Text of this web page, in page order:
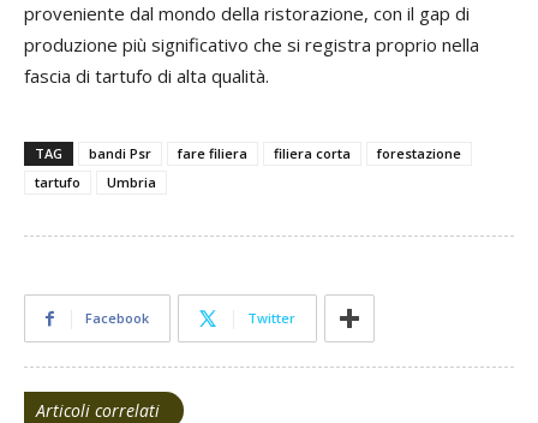
proveniente dal mondo della ristorazione, con il gap di
produzione più significativo che si registra proprio nella
fascia di tartufo di alta qualità.
TAG bandi Psr fare filiera filiera corta
forestazione
tartufo
Umbria
Facebook Twitter
Articoli correlati